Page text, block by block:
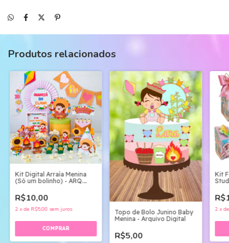
Produtos relacionados
Kit Digital Arraía Menina
(Só um bolinho) - ARQ.
R$10,00
2 xde R$5,00 sem juros
Topo de Bolo Junino Baby
Menina - Arquivo Digital
R$5,00
Kit
2 x